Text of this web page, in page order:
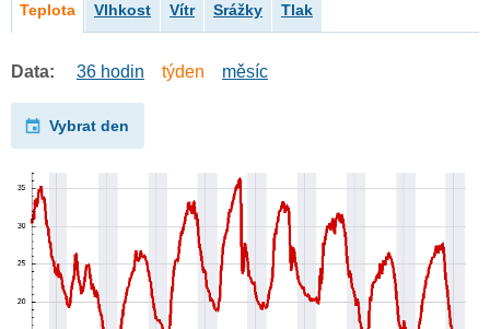
Teplota Vlhkost Vítr Srážky Tlak
Data: 36 hodin týden měsíc
Vybrat den